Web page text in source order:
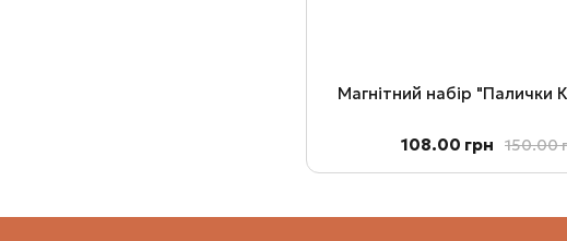
Магнітний набір "Палички
150.00
108.00 грн